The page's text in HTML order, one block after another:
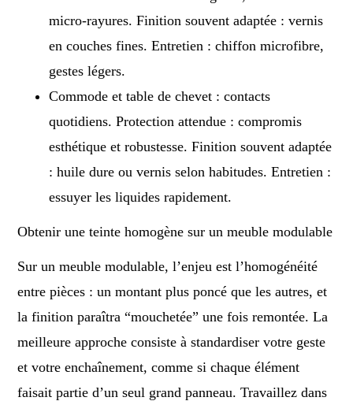
micro-rayures. Finition souvent adaptée : vernis
en couches fines. Entretien : chiffon microfibre,
gestes légers.
Commode et table de chevet : contacts
quotidiens. Protection attendue : compromis
esthétique et robustesse. Finition souvent adaptée
: huile dure ou vernis selon habitudes. Entretien :
essuyer les liquides rapidement.
Obtenir une teinte homogène sur un meuble modulable
Sur un meuble modulable, l’enjeu est l’homogénéité
entre pièces : un montant plus poncé que les autres, et
la finition paraîtra “mouchetée” une fois remontée. La
meilleure approche consiste à standardiser votre geste
et votre enchaînement, comme si chaque élément
faisait partie d’un seul grand panneau. Travaillez dans